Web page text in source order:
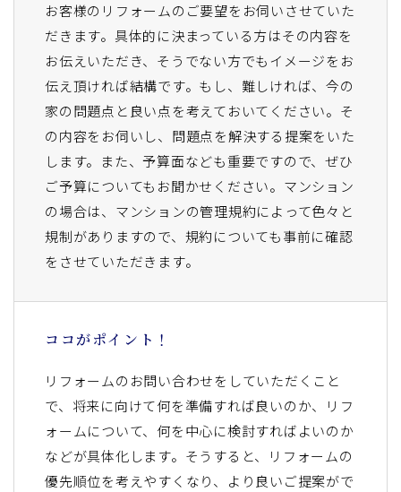
お客様のリフォームのご要望をお伺いさせていた
だきます。具体的に決まっている方はその内容を
お伝えいただき、そうでない方でもイメージをお
伝え頂ければ結構です。もし、難しければ、今の
家の問題点と良い点を考えておいてください。そ
の内容をお伺いし、問題点を解決する提案をいた
します。また、予算面なども重要ですので、ぜひ
ご予算についてもお聞かせください。マンション
の場合は、マンションの管理規約によって色々と
規制がありますので、規約についても事前に確認
をさせていただきます。
ココがポイント！
リフォームのお問い合わせをしていただくこと
で、将来に向けて何を準備すれば良いのか、リフ
ォームについて、何を中心に検討すればよいのか
などが具体化します。そうすると、リフォームの
優先順位を考えやすくなり、より良いご提案がで